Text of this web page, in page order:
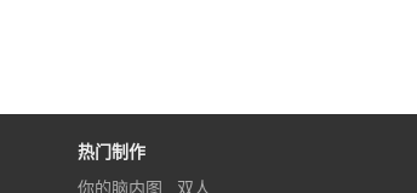
热门制作
你的脑内图
双人